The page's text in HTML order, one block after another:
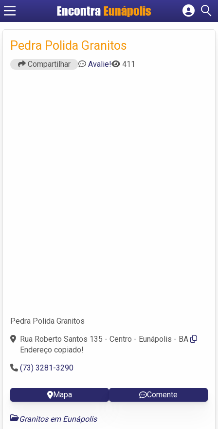
EncontraEunápolis
Cadastrar empresa
Criar conta
Pedra Polida Granitos
Compartilhar Avalie! 411
Pedra Polida Granitos
Rua Roberto Santos 135 - Centro - Eunápolis - BA
Endereço copiado!
(73) 3281-3290
Mapa Comente
Granitos em Eunápolis